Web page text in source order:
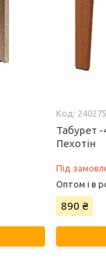
Табурет -
Пехотін
Під
Оптом і в
890 ₴